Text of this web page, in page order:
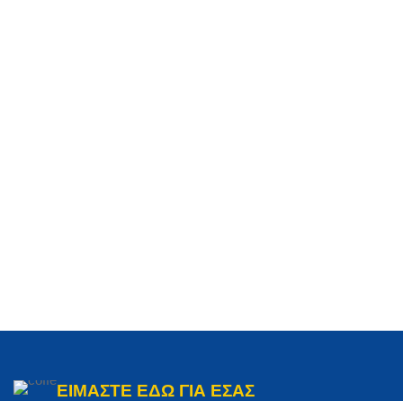
ΕΙΜΑΣΤΕ ΕΔΩ ΓΙΑ ΕΣΑΣ